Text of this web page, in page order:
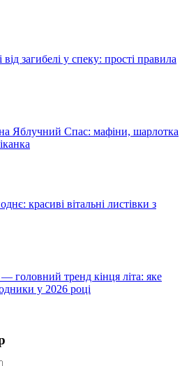
загибелі у спеку: прості правила
Яблучний Спас: мафіни, шарлотка
красиві вітальні листівки з
— головний тренд кінця літа: яке
у 2026 році